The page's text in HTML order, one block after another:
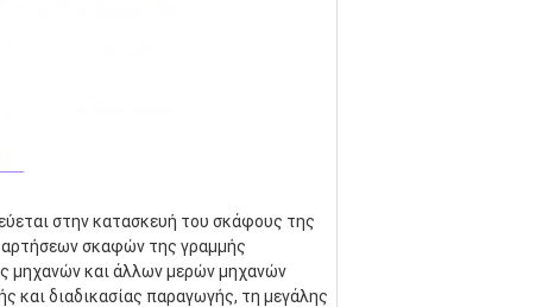
στην κατασκευή του σκάφους της
σκαφών της γραμμής
μηχανών και άλλων μερών μηχανών
και διαδικασίας παραγωγής, τη μεγάλης